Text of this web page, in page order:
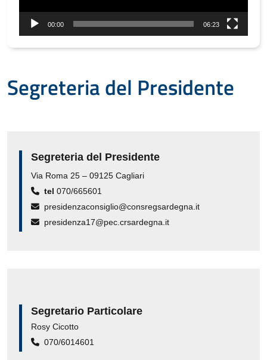
00:00 06:23
Segreteria del Presidente
Segreteria del Presidente
Via Roma 25 – 09125 Cagliari
tel 070/665601
presidenzaconsiglio@consregsardegna.it
presidenza17@pec.crsardegna.it
Segretario Particolare
Rosy Cicotto
070/6014601